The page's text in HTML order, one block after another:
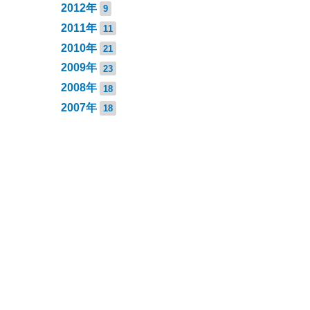
2012年 9
2011年 11
2010年 21
2009年 23
2008年 18
2007年 18